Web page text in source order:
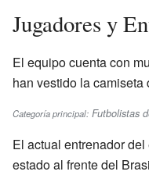
Jugadores y
El equipo cuenta con
han vestido la camiseta
Categoría principal: Futbolistas
El actual entrenador
estado al frente del